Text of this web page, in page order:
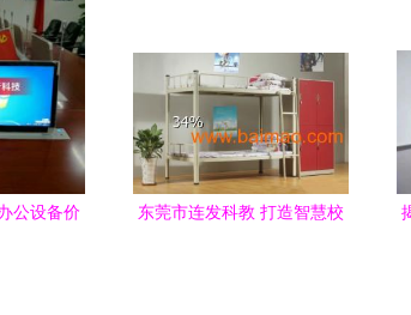
公设备价
东莞市连发科教 打造智慧校